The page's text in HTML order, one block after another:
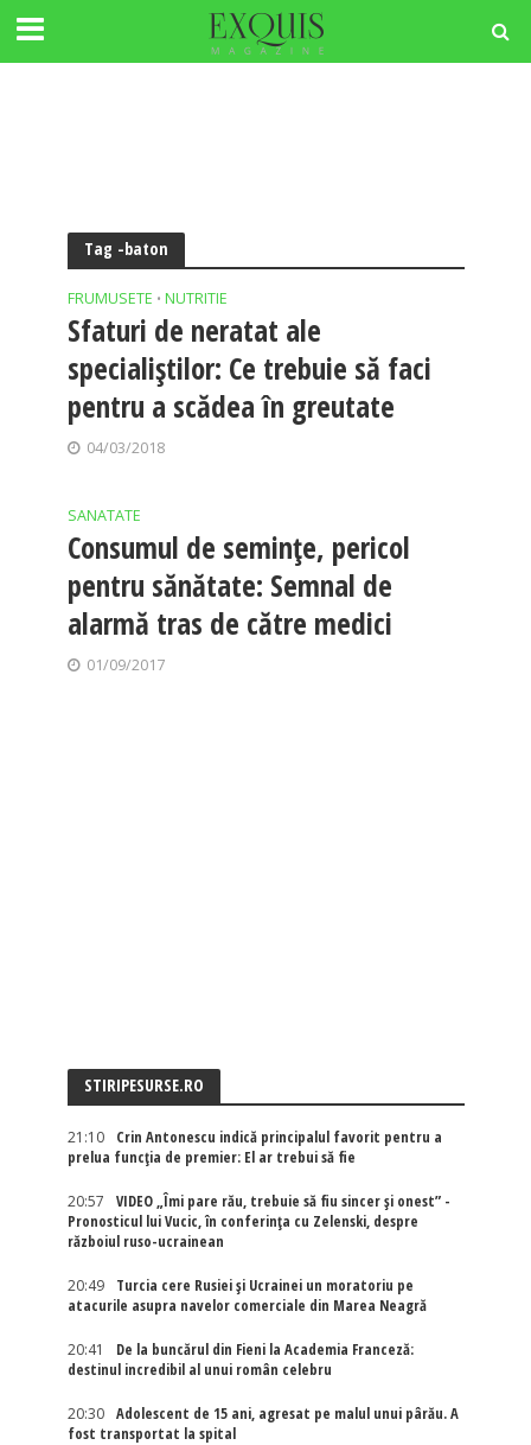
Tag -baton
FRUMUSETE • NUTRITIE
Sfaturi de neratat ale
specialiştilor: Ce trebuie să faci
pentru a scădea în greutate
04/03/2018
SANATATE
Consumul de seminţe, pericol
pentru sănătate: Semnal de
alarmă tras de către medici
01/09/2017
STIRIPESURSE.RO
21:10
Crin Antonescu indică principalul favorit pentru a
prelua funcția de premier: El ar trebui să fie
20:57
VIDEO „Îmi pare rău, trebuie să fiu sincer și onest” -
Pronosticul lui Vucic, în conferința cu Zelenski, despre
războiul ruso-ucrainean
20:49
Turcia cere Rusiei și Ucrainei un moratoriu pe
atacurile asupra navelor comerciale din Marea Neagră
20:41
De la buncărul din Fieni la Academia Franceză:
destinul incredibil al unui român celebru
20:30
Adolescent de 15 ani, agresat pe malul unui pârău. A
fost transportat la spital